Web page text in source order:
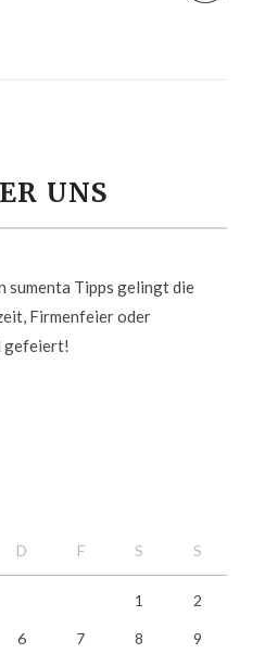
UNS
sumenta Tipps gelingt die
Firmenfeier oder
gefeiert!
D F S S
1 2
6 7 8 9